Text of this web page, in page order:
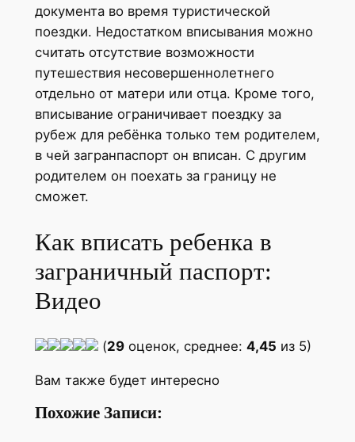
документа во время туристической
поездки. Недостатком вписывания можно
считать отсутствие возможности
путешествия несовершеннолетнего
отдельно от матери или отца. Кроме того,
вписывание ограничивает поездку за
рубеж для ребёнка только тем родителем,
в чей загранпаспорт он вписан. С другим
родителем он поехать за границу не
сможет.
Как вписать ребенка в
заграничный паспорт:
Видео
(29оценок, среднее: 4,45 из 5)
Вам также будет интересно
Похожие Записи: